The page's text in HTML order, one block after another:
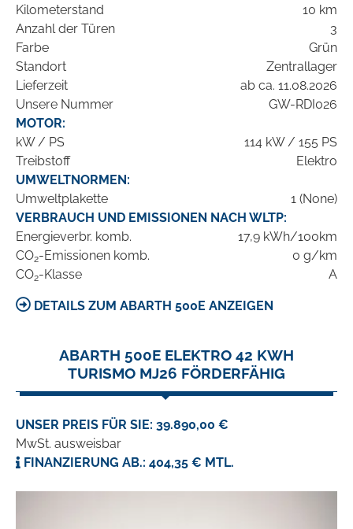
Kilometerstand
10 km
Anzahl der Türen
3
Farbe
Grün
Standort
Zentrallager
Lieferzeit
ab ca. 11.08.2026
Unsere Nummer
GW-RDI026
MOTOR:
kW / PS
114 kW / 155 PS
Treibstoff
Elektro
UMWELTNORMEN:
Umweltplakette
1 (None)
VERBRAUCH UND EMISSIONEN NACH WLTP:
Energieverbr. komb.
17,9 kWh/100km
CO2-Emissionen komb.
0 g/km
CO2-Klasse A
DETAILS ZUM ABARTH 500E ANZEIGEN
ABARTH 500E ELEKTRO 42 KWH
TURISMO MJ26 FÖRDERFÄHIG
UNSER PREIS FÜR SIE: 39.890,00 €
MwSt. ausweisbar
FINANZIERUNG AB.: 404,35 € MTL.